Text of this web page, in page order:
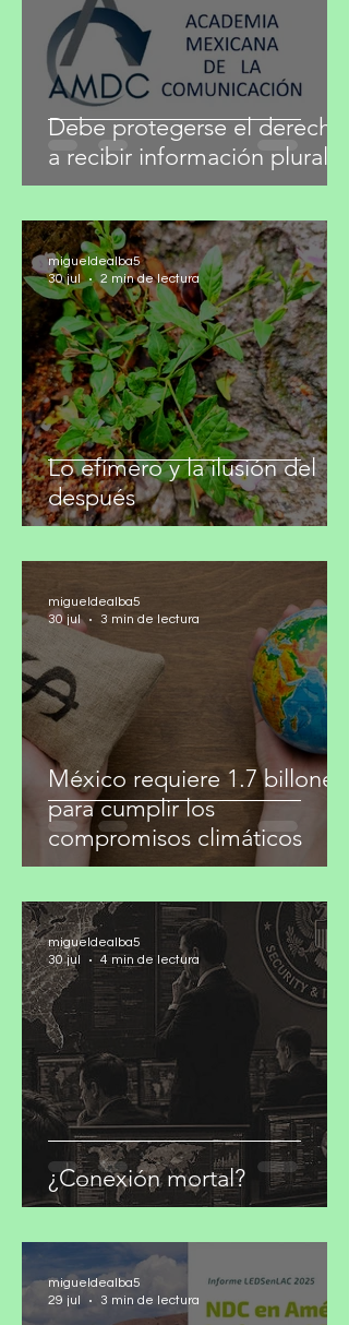
Debe protegerse el derecho
a recibir información plural
Lo efímero y la ilusión del
después
migueldealba5
30 jul
2 min de lectura
México requiere 1.7 billones
para cumplir los
compromisos climáticos
migueldealba5
30 jul
3 min de lectura
¿Conexión mortal?
migueldealba5
30 jul
4 min de lectura
migueldealba5